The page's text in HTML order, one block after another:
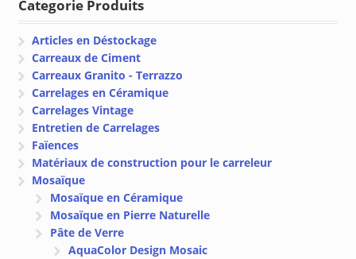
Categorie Produits
Articles en Déstockage
Carreaux de Ciment
Carreaux Granito - Terrazzo
Carrelages en Céramique
Carrelages Vintage
Entretien de Carrelages
Faïences
Matériaux de construction pour le carreleur
Mosaïque
Mosaïque en Céramique
Mosaïque en Pierre Naturelle
Pâte de Verre
AquaColor Design Mosaic